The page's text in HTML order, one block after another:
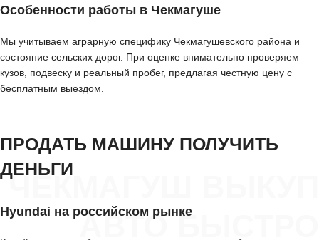
Особенности работы в Чекмагуше
Мы учитываем аграрную специфику Чекмагушевского района и
состояние сельских дорог. При оценке внимательно проверяем
кузов, подвеску и реальный пробег, предлагая честную цену с
бесплатным выездом.
ЧЕКМАГУШ ВЫКУП
АВТО БЫСТРО
ПРОДАТЬ МАШИНУ ПОЛУЧИТЬ
ДЕНЬГИ
Hyundai на российском рынке